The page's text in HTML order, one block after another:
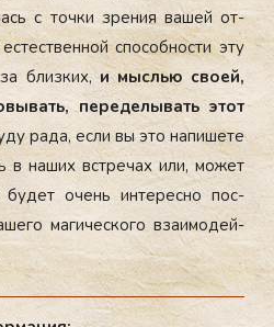
с точ­ки зре­ния ва­шей от­
спо­соб­ности эту
близ­ких,и мыслью сво­ей,
пе­реде­лывать этот
ра­да, ес­ли вы это на­пише­те
в на­ших встре­чах или, мо­жет
очень ин­те­рес­но пос­
ма­гичес­ко­го вза­имо­дей­